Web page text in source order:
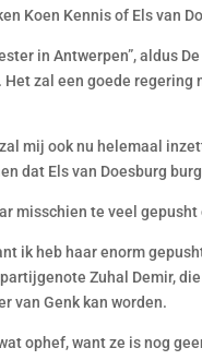
Koen Kennis of Els van
in Antwerpen”, aldus
zal een goede
mij ook nu helemaal
dat Els van Doesburg
misschien te veel
ik heb haar enorm
Zuhal Demir,
van Genk kan worden.
ophef, want ze is nog